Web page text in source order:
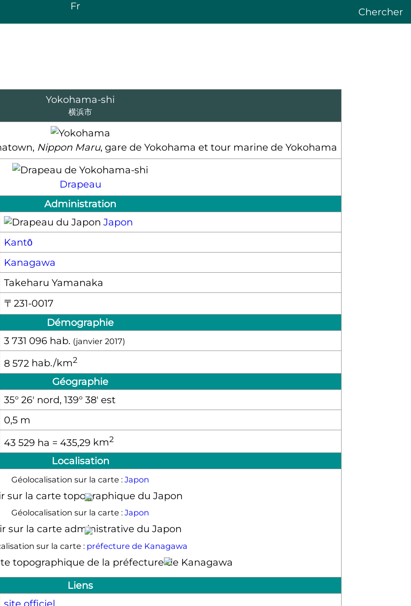
Fr Chercher
Yokohama-shi
横浜市
Nippon Maru, gare de Yokohama et tour marine de Yokohama
Drapeau
Administration
Japon
Kantō
Kanagawa
Takeharu Yamanaka
〒231-0017
Démographie
3 731 096 hab. (janvier 2017)
8 572 hab./km2
Géographie
35° 26′ nord, 139° 38′ est
0,5 m
43 529 ha = 435,29 km2
Localisation
Géolocalisation sur la carte : Japon
Yokohama-shi
Géolocalisation sur la carte : Japon
Yokohama-shi
sur la carte : préfecture de Kanagawa
Yokohama-shi
Liens
site officiel